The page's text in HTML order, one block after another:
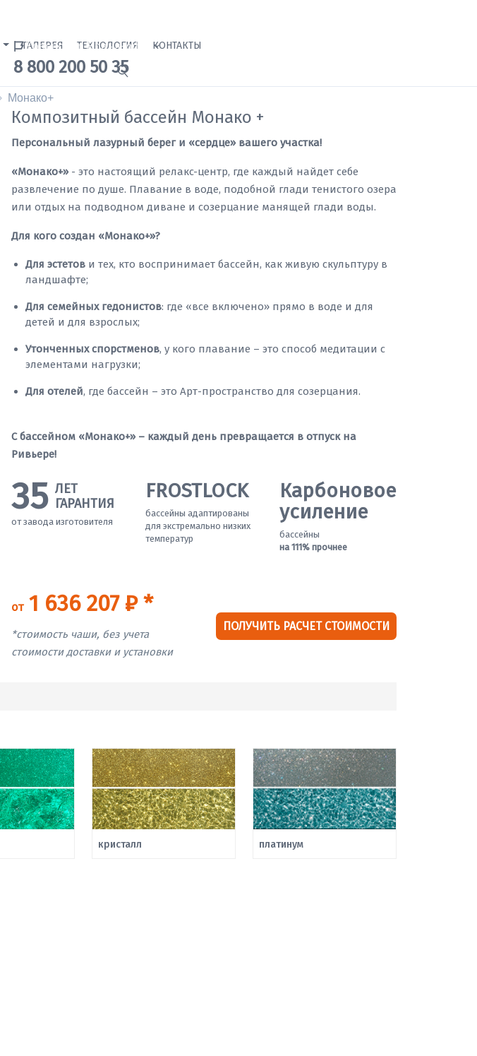
ГАЛЕРЕЯ ТЕХНОЛОГИЯ КОНТАКТЫ
Краснодар Бренд-офис
8 800 200 50 35
Монако+
Композитный бассейн Монако +
Персональный лазурный берег и «сердце» вашего участка!
«Монако+» - это настоящий релакс-центр, где каждый найдет себе
развлечение по душе. Плавание в воде, подобной глади тенистого озера
или отдых на подводном диване и созерцание манящей глади воды.
Для кого создан «Монако+»?
Для эстетов и тех, кто воспринимает бассейн, как живую скульптуру в
ландшафте;
Для семейных гедонистов: где «все включено» прямо в воде и для
детей и для взрослых;
Утонченных спорстменов, у кого плавание – это способ медитации с
элементами нагрузки;
Для отелей, где бассейн – это Арт-пространство для созерцания.
С бассейном «Монако+» – каждый день превращается в отпуск на
Ривьере!
35 ЛЕТ
ГАРАНТИЯ
от завода изготовителя
FROSTLOCK
бассейны адаптированы
для экстремально низких
температур
Карбоновое
усиление
бассейны
на 111% прочнее
от1 636 207 ₽ *
*стоимость чаши, без учета
стоимости доставки и установки
ПОЛУЧИТЬ РАСЧЕТ СТОИМОСТИ
кристалл платинум